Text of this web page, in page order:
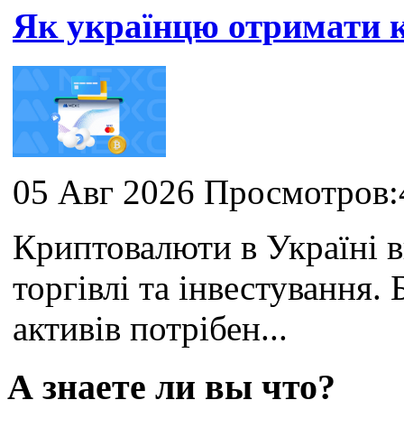
Як українцю отримати
05 Авг 2026
Криптовалюти в Україні
торгівлі та
активів потрібен...
А знаете ли вы что?